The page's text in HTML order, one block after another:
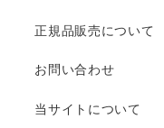
正規品販売について
お問い合わせ
当サイトについて